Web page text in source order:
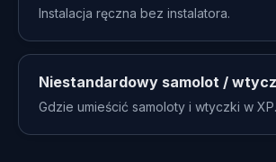
Instalacja ręczna bez instalatora.
Niestandardowy samolot /
Gdzie umieścić samoloty i wtyczki w XP.